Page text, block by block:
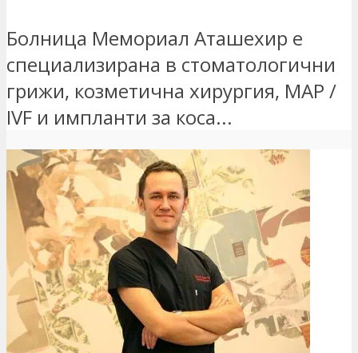
Болница Мемориал Аташехир е
специализирана в стоматологични
грижи, козметична хирургия, MAP /
IVF и импланти за коса...